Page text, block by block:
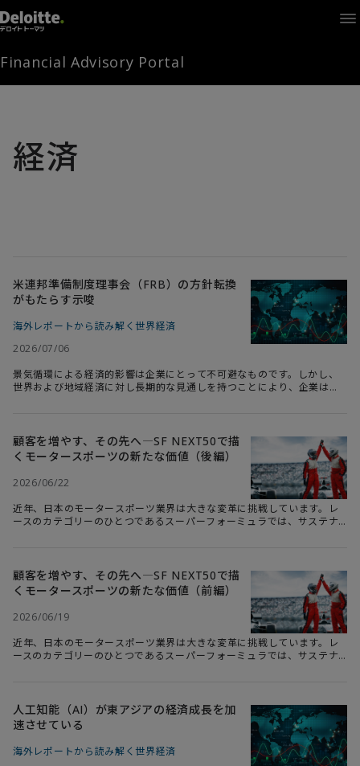
Home
Times
Channel
Library
お問い合わせ
FA Portal
FAM会員登録
Financial Advisory Portal
経済
米連邦準備制度理事会（FRB）の方針転換
がもたらす示唆
海外レポートから読み解く世界経済
2026/07/06
景気循環による経済的影響は企業にとって不可避なものです。しかし、
世界および地域経済に対し長期的な見通しを持つことにより、企業は景
に貢献しています。本連載は、Deloitte Insightsに連載中のWeekly
Global Economic Updateの2026年6月29日週の記事より抜粋して日本
語抄訳版としてお届けします。
顧客を増やす、その先へ―SF NEXT50で描
くモータースポーツの新たな価値（後編）
2026/06/22
近年、日本のモータースポーツ業界は大きな変革に挑戦しています。レ
ースのカテゴリーのひとつであるスーパーフォーミュラでは、サステナ
として取り組む関係者とモータースポーツファンの観客のどちらも、モ
ータースポーツが持つ新たな価値を見出しています。スーパーフォーミ
ュラのレース興行を主催するJRP（日本レースプロモーション）代表取締
役社長の上野禎久氏とデロイト トーマツの五十嵐が対談を行いました。
＜＜前半はこちら
顧客を増やす、その先へ―SF NEXT50で描
くモータースポーツの新たな価値（前編）
2026/06/19
近年、日本のモータースポーツ業界は大きな変革に挑戦しています。レ
ースのカテゴリーのひとつであるスーパーフォーミュラでは、サステナ
として取り組む関係者とモータースポーツファンの観客のどちらも、モ
ータースポーツが持つ新たな価値を見出しています。スーパーフォーミ
ュラのレース興行を主催するJRP（日本レースプロモーション）代表取締
役社長の上野禎久氏とデロイト トーマツの五十嵐が対談を行いました。
後編はこちら＞＞
人工知能（AI）が東アジアの経済成長を加
速させている
海外レポートから読み解く世界経済